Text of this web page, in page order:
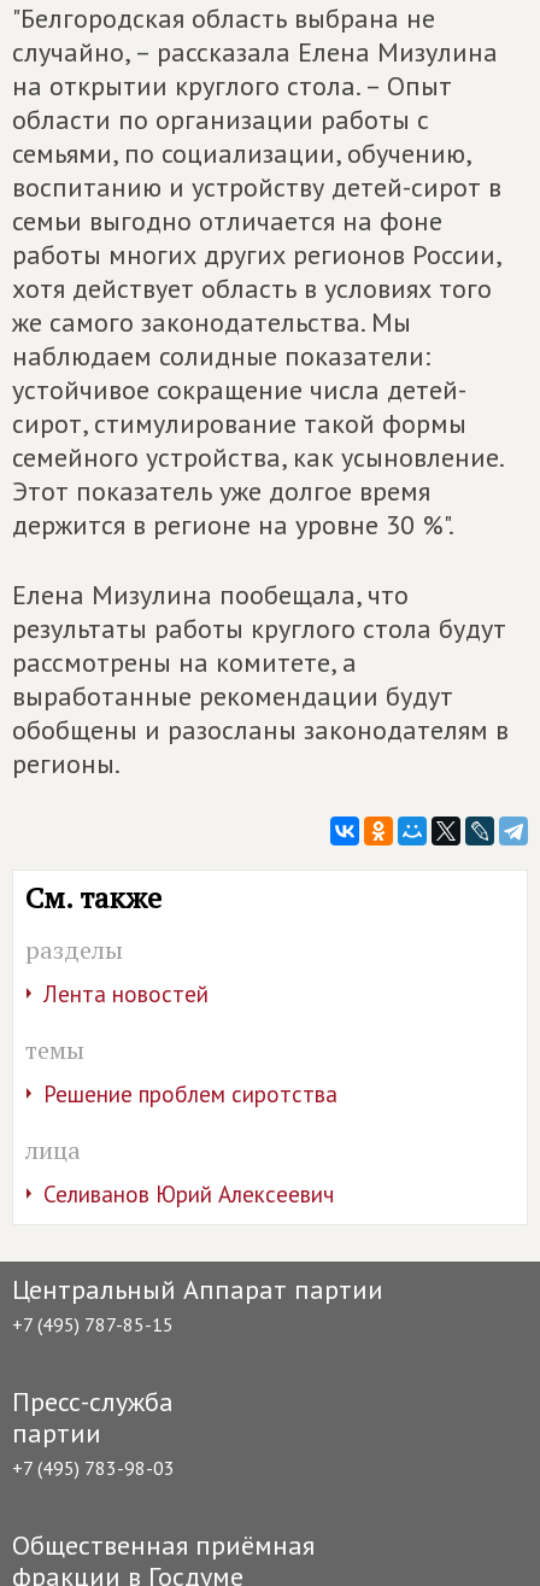
"Белгородская область выбрана не
случайно, – рассказала Елена Мизулина
на открытии круглого стола. – Опыт
области по организации работы с
семьями, по социализации, обучению,
воспитанию и устройству детей-сирот в
семьи выгодно отличается на фоне
работы многих других регионов России,
хотя действует область в условиях того
же самого законодательства. Мы
наблюдаем солидные показатели:
устойчивое сокращение числа детей-
сирот, стимулирование такой формы
семейного устройства, как усыновление.
Этот показатель уже долгое время
держится в регионе на уровне 30 %".
Елена Мизулина пообещала, что
результаты работы круглого стола будут
рассмотрены на комитете, а
выработанные рекомендации будут
обобщены и разосланы законодателям в
регионы.
См. также
разделы
Лента новостей
темы
Решение проблем сиротства
лица
Селиванов Юрий Алексеевич
Центральный Аппарат партии
+7 (495) 787-85-15
Пресс-служба
партии
+7 (495) 783-98-03
Общественная приёмная
фракции в Госдуме